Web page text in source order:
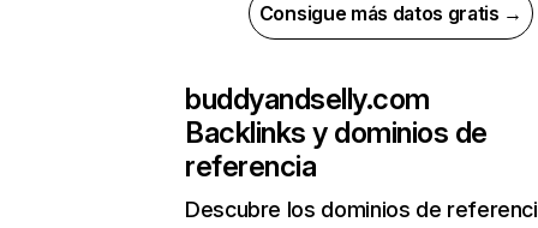
Consigue más datos gratis →
buddyandselly.com
Backlinks y dominios de
referencia
Descubre los dominios de